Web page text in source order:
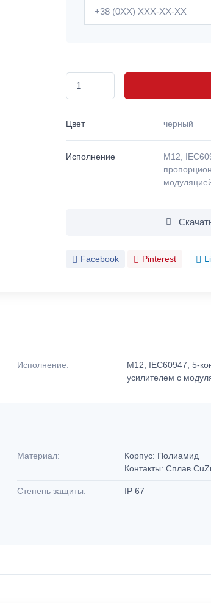
Цвет черный
Исполнение
M12,
Facebook Pinterest
Исполнение:
M12, IEC60947, 5-
усилителем с
Материал:
Корпус: Полиамид
Контакты: Сплав
Степень защиты: IP 67